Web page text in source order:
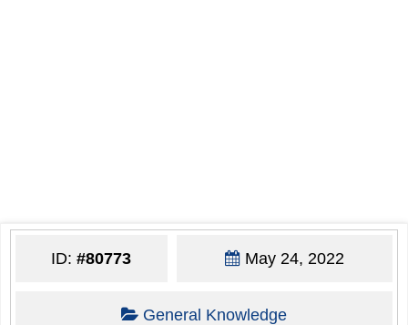
ID:#80773 May 24, 2022
General Knowledge